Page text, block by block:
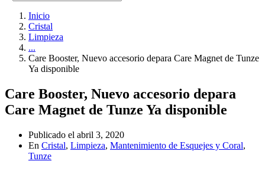
Inicio
Cristal
Limpieza
...
Care Booster, Nuevo accesorio depara Care Magnet de Tunze
Ya disponible
Care Booster, Nuevo accesorio depara
Care Magnet de Tunze Ya disponible
Publicado el abril 3, 2020
En Cristal, Limpieza, Mantenimiento de Esquejes y Coral,
Tunze